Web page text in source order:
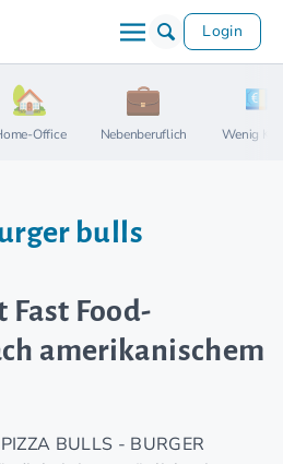
Login
Office Nebenberuflich Wenig
bulls
Food-
amerikanischem
BULLS - BURGER